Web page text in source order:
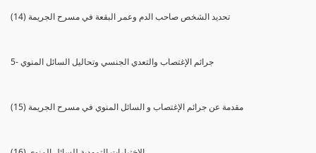
(14) تحديد الشخص صاحب الدم وعمر البقعة في مسرح الجريمة
5- جرائم الإغتصاب والتعدي الجنسي وتحاليل السائل المنوي
(15) مقدمة عن جرائم الإغتصاب و السائل المنوي في مسرح الجريمة